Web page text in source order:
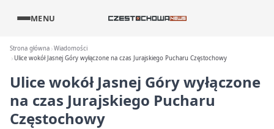
MENU
Strona główna Wiadomości
Ulice wokół Jasnej Góry wyłączone na czas Jurajskiego Pucharu Częstochowy
Ulice wokół Jasnej Góry wyłączone
na czas Jurajskiego Pucharu
Częstochowy